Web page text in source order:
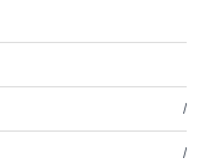
/
/